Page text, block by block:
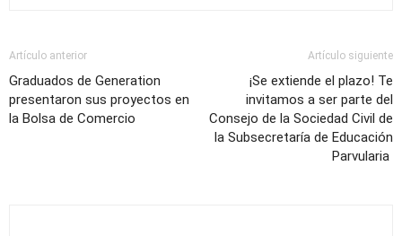
Artículo anterior
Graduados de Generation
presentaron sus proyectos en
la Bolsa de Comercio
Artículo siguiente
¡Se extiende el plazo! Te
invitamos a ser parte del
Consejo de la Sociedad Civil de
la Subsecretaría de Educación
Parvularia